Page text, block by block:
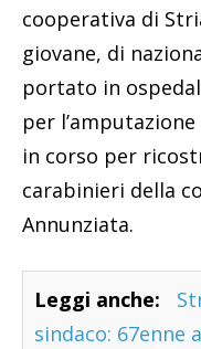
cooperativa di
giovane, di
portato in
per
in corso per
carabinieri della
Annunziata.
Leggi anche:
sindaco: 67enne